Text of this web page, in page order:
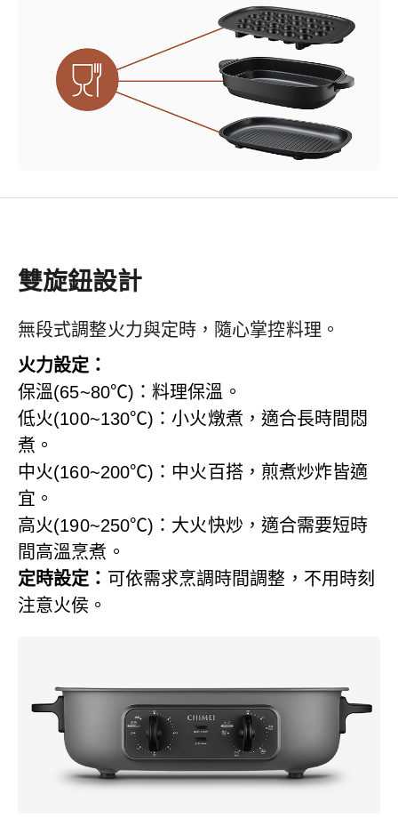
雙旋鈕設計
無段式調整火力與定時，隨心掌控料理。
火力設定：
保溫(65~80℃)：料理保溫。
低火(100~130℃)：小火燉煮，適合長時間悶
煮。
中火(160~200℃)：中火百搭，煎煮炒炸皆適
宜。
高火(190~250℃)：大火快炒，適合需要短時
間高溫烹煮。
定時設定： 可依需求烹調時間調整，不用時刻
注意火侯。